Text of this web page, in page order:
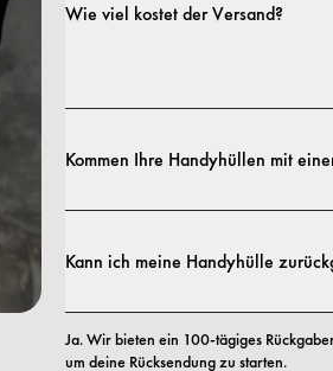
Profilen bis hin zu besonders robusten
Wie viel kostet der Versand?
Versandrichtlinie.
Kommen Ihre Handyhüllen mit
Material- oder Verarbeitungsfehler
Kann ich meine Handyhülle
Ja. Wir bieten ein 100-tägiges
um deine Rücksendung zu starten.